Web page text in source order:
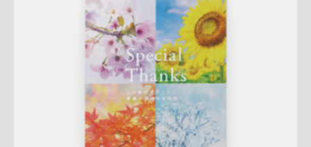
Update: 2025.07.30
マンション事業・収益用不動産土地サービス紹介
ブランド訴求売却訴求 ナチュラルハートフル五反田セン
ター 区分マンション 地域密着 接客
詳しく見る